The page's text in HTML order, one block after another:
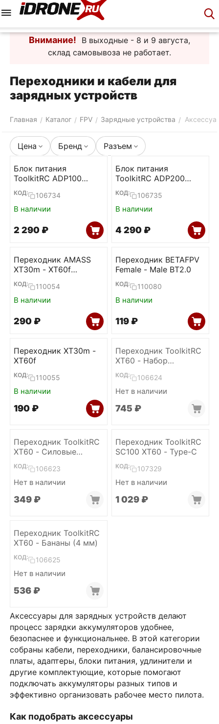
Внимание!
В выходные - 8 и 9 августа,
склад самовывоза не работает.
Переходники и кабели для
зарядных устройств
Главная / Каталог / FPV / Зарядные устройства /
Цена Бренд Разъем
Аксессуары для зарядных устройств делают
процесс зарядки аккумуляторов удобнее,
безопаснее и функциональнее. В этой категории
собраны кабели, переходники, балансировочные
платы, адаптеры, блоки питания, удлинители и
другие комплектующие, которые помогают
подключать аккумуляторы разных типов и
эффективно организовать рабочее место пилота.
Как подобрать аксессуары
Блок питания
ToolkitRC ADP100
100W 20V 5А
КОД: 106734
В наличии
2 290 ₽
Блок питания
ToolkitRC ADP200
200W 19,5V 10,3А
КОД: 106735
В наличии
4 290 ₽
Переходник AMASS
XT30m - XT60f
(100mm)
КОД: 110054
В наличии
‍290‍ ₽
Переходник BETAFPV
Female - Male BT2.0
КОД: 110080
В наличии
‍119‍ ₽
Переходник XT30m -
XT60f
КОД: 110055
В наличии
‍190‍ ₽
Переходник ToolkitRC
XT60 - Набор
коннекторов
КОД: 106624
Нет в наличии
‍745‍ ₽
Переходник ToolkitRC
XT60 - Силовые
провода (Крокодилы)
КОД: 106623
Нет в наличии
‍349‍ ₽
Переходник ToolkitRC
SC100 XT60 - Type-C
КОД: 107329
Нет в наличии
1 029 ₽
Переходник ToolkitRC
XT60 - Бананы (4 мм)
КОД: 106625
Нет в наличии
‍536‍ ₽
Корзина